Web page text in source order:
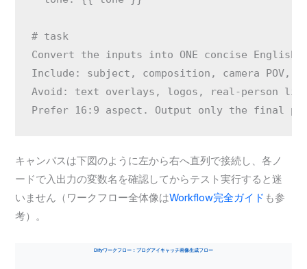
# task
Convert the inputs into ONE concise English
Include: subject, composition, camera
Avoid: text overlays, logos, real-person
キャンバスは下図のように左から右へ直列で接続し、各ノ
ードで入出力の変数名を確認してからテスト実行すると迷
いません（ワークフロー全体像はWorkflow完全ガイド も参
考）。